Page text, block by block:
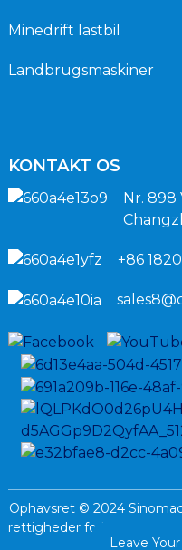
Minedrift lastbil
Landbrugsmaskiner
KONTAKT OS
Nr. 898
+86
Ophavsret © 2024
rettigheder forbeholdes.
Leave